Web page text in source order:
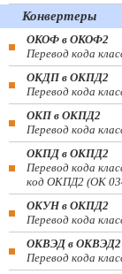
Конвертеры
ОКОФ в ОКОФ2
Перевод кода
ОКДП в ОКПД2
Перевод кода
ОКП в ОКПД2
Перевод кода
ОКПД в ОКПД2
Перевод кода
код ОКПД2 (ОК
ОКУН в ОКПД2
Перевод кода
ОКВЭД в ОКВЭД2
Перевод кода